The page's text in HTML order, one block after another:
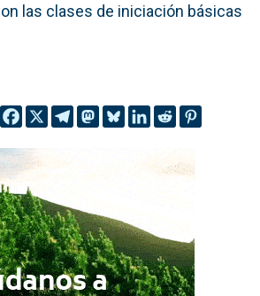
las clases de iniciación básicas